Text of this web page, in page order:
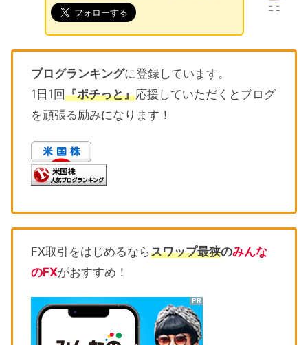
ここ
ブログランキングに登録しています。
1日1回『ポチっと』応援していただくとブログ
を頑張る励みになります！
FX取引をはじめるならスワップ最狭のみんな
のFXがおすすめ！